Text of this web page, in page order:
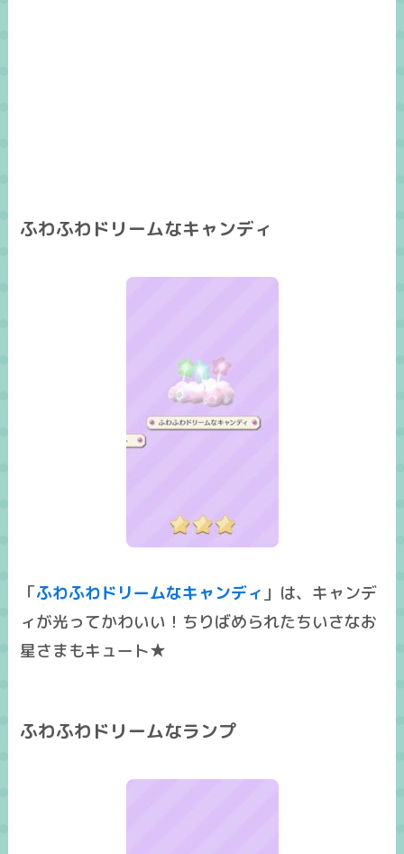
ふわふわドリームなキャンディ
「ふわふわドリームなキャンディ」は、キャンデ
ィが光ってかわいい！ちりばめられたちいさなお
星さまもキュート★
ふわふわドリームなランプ